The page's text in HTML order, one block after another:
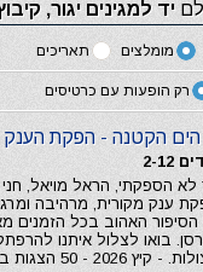
יד למגינים יגור,
מומלצים תאריכים
רק הופעות עם כרטיסים
הקטנה - הפקת הענק של
2-12
לא הספקתי, הראל מויאל, חני
ענק מקורית, מרהיבה
האהוב בכל הזמנים
בואו לצלול איתנו
קיץ 2026 - 50 הצגות בלבד!